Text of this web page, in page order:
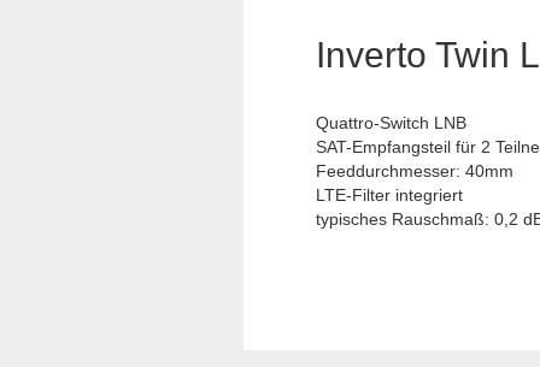
Inverto Twin
Quattro-Switch LNB
SAT-Empfangsteil für 2
Feeddurchmesser: 40mm
LTE-Filter integriert
typisches Rauschmaß: 0,2